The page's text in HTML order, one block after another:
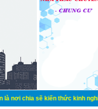
kiến thức kinh nghiệm